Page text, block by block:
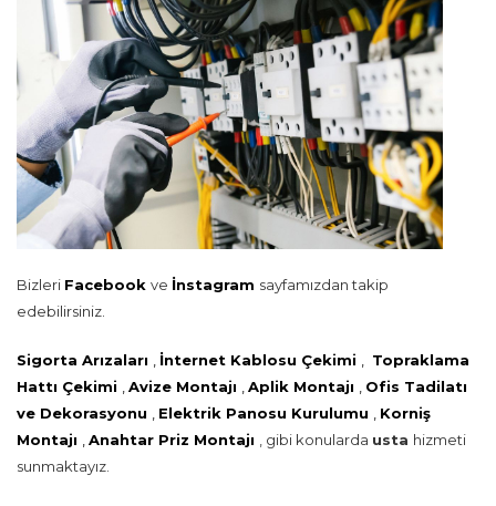
Bizleri Facebook ve İnstagram sayfamızdan takip
edebilirsiniz.
Sigorta Arızaları İnternet Kablosu Çekimi
Topraklama
Hattı Çekimi
Avize Montajı Aplik Montajı
Ofis Tadilatı
ve Dekorasyonu
Elektrik Panosu Kurulumu
Korniş
Montajı
Anahtar Priz Montajı , gibi konularda usta hizmeti
sunmaktayız.